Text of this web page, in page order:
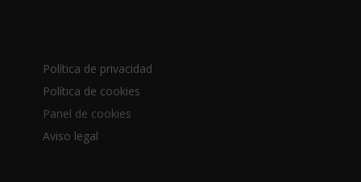
Política de privacidad
Política de cookies
Panel de cookies
Aviso legal